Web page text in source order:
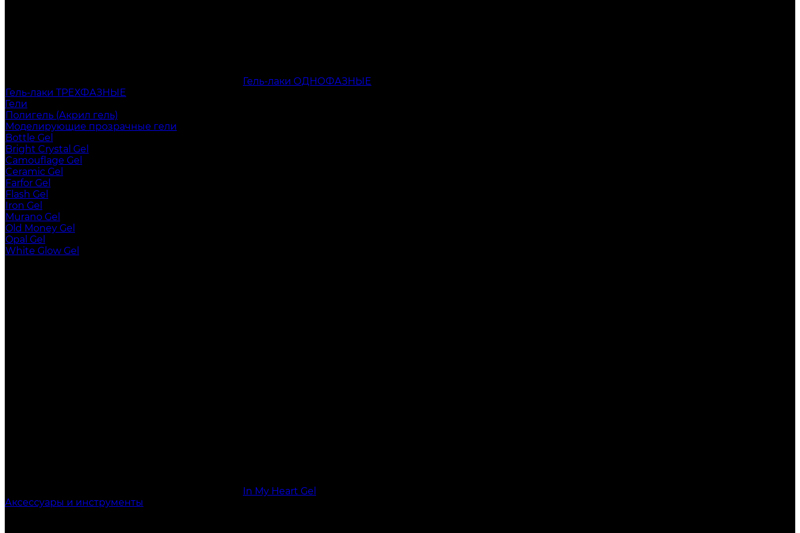
Гель-лаки ОДНОФАЗНЫЕ
Гель-лаки ТРЕХФАЗНЫЕ
Гели
Полигель (Акрил гель)
Моделирующие прозрачные гели
Bottle Gel
Bright Crystal Gel
Camouflage Gel
Ceramic Gel
Farfor Gel
Flash Gel
Iron Gel
Murano Gel
Old Money Gel
Opal Gel
White Glow Gel
In My Heart Gel
Аксессуары и инструменты